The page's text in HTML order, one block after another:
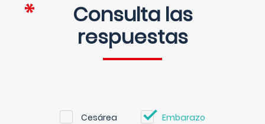
Consulta las
respuestas
Cesárea Embarazo